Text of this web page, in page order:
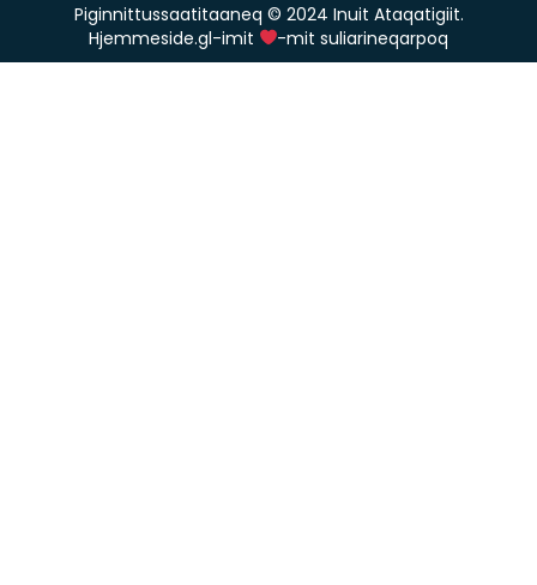
Piginnittussaatitaaneq © 2024 Inuit Ataqatigiit.
Hjemmeside.gl-imit
-mit suliarineqarpoq